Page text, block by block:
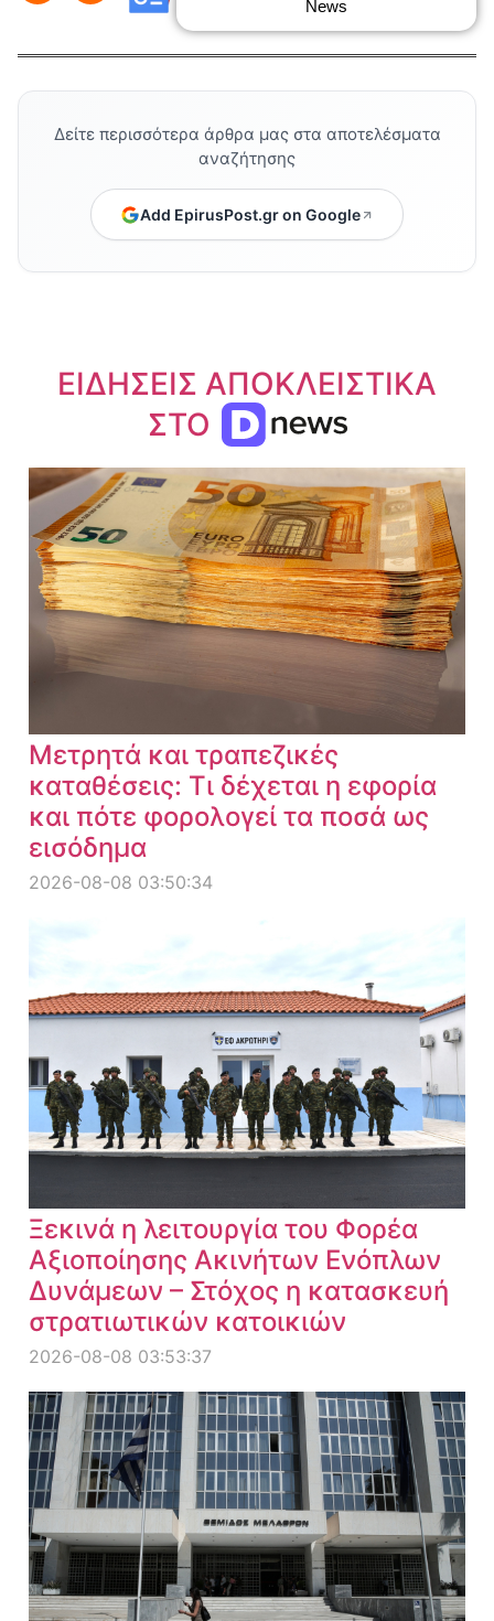
News
Δείτε περισσότερα άρθρα μας στα αποτελέσματα
αναζήτησης
Add EpirusPost.gr on Google
ΕΙΔΗΣΕΙΣ ΑΠΟΚΛΕΙΣΤΙΚΑ
ΣΤΟ
Μετρητά και τραπεζικές
καταθέσεις: Τι δέχεται η εφορία
και πότε φορολογεί τα ποσά ως
εισόδημα
2026-08-08 03:50:34
Ξεκινά η λειτουργία του Φορέα
Αξιοποίησης Ακινήτων Ενόπλων
Δυνάμεων – Στόχος η κατασκευή
στρατιωτικών κατοικιών
2026-08-08 03:53:37